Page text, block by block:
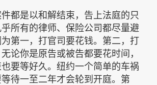
都是以和解结束，告上法庭的只
所有的律师、保险公司都尽量避
第一，打官司要花钱。第二，打
论你是原告或被告都要花时间，
要等好久。纽约一个简单的车祸
待一至二年才会轮到开庭。第